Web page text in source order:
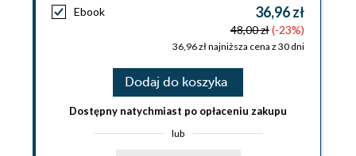
Ebook 36,96 zł
48,00 zł(-23%)
36,96 zł najniższa cena z 30 dni
Dodaj do koszyka
Dostępny natychmiast po opłaceniu zakupu
lub